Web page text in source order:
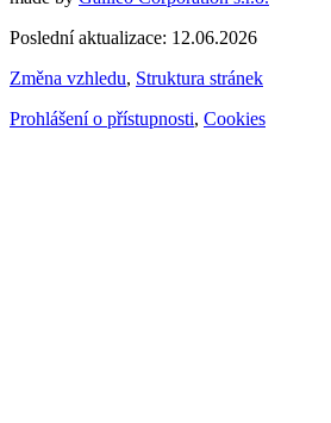
Poslední aktualizace: 12.06.2026
Změna vzhledu, Struktura stránek
Prohlášení o přístupnosti, Cookies